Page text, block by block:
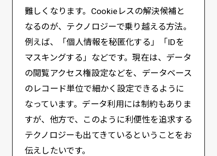
難しくなります。Cookieレスの解決候補と
なるのが、テクノロジーで乗り越える方法。
例えば、「個人情報を秘匿化する」「IDを
マスキングする」などです。現在は、データ
の閲覧アクセス権設定などを、データベース
のレコード単位で細かく設定できるように
なっています。データ利用には制約もありま
すが、他方で、このように利便性を追求する
テクノロジーも出てきているということをお
伝えしたいです。